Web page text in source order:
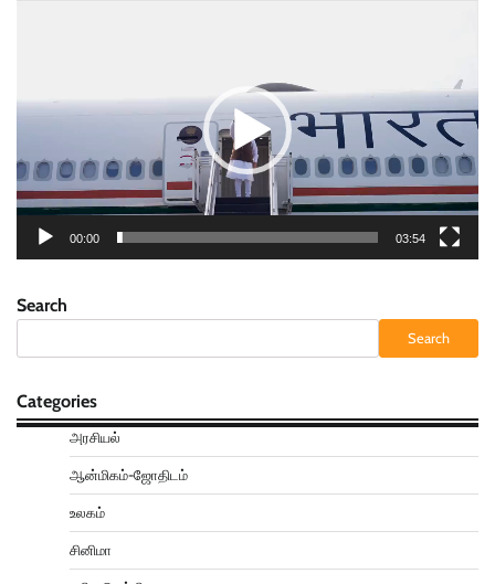
00:00 03:54
Search
Search
Categories
அரசியல்
ஆன்மிகம்-ஜோதிடம்
உலகம்
சினிமா